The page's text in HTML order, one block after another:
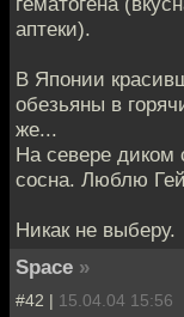
аптеки).
В Японии
обезьяны в
же...
На севере диком
сосна. Люблю
Никак не выберу.
Space »
#42 | 15.04.04 15:56